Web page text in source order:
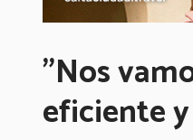
"Nos
eficiente